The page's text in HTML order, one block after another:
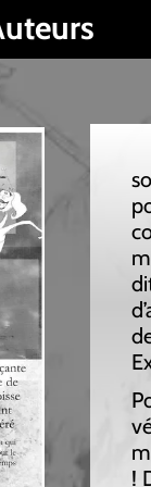
son
pour ne pas
comme
monomoteur,
dit qu’une fois
d’avion, c’est
de son temps,
Exaspéré en a
Pour l’instant
vérifie son
manche à balai,
! Du ciel à